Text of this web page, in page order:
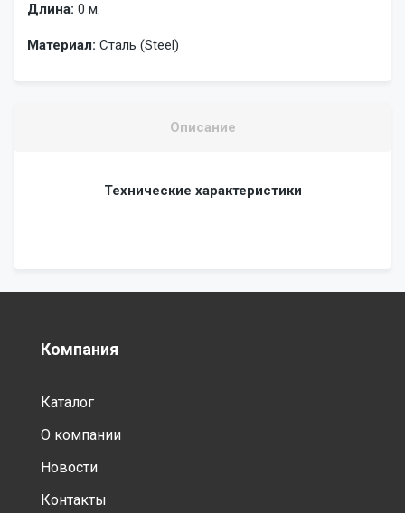
Длина: 0 м.
Материал: Сталь (Steel)
Описание
Технические характеристики
Компания
Каталог
О компании
Новости
Контакты